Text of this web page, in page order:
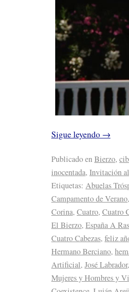
Sigue leyendo →
Publicado enBierzo,
inocentada, Invitación
Etiquetas: Abuelas
Campamento de Verano,
Corina, Cuatro, Cuatro
El Bierzo, España A
Cuatro Cabezas, feliz
Hermano Berciano,
Artificial, José Labrador,
Mujeres y Hombres y